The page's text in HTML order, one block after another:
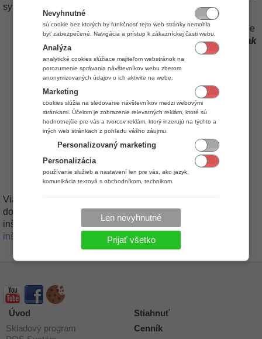
systému:
Jazyk pre Non-unicode aplikácie v operačnom systéme
Slovenčina " prípadne "
Slovak
(Slovakia)
viac o možnosti zmeny nastavenia sa dočítate v
tomto návode:http://windows.microsoft.com/en-
us/windows/change-system-
locale#1TC=windows-7
Skupina "Users" musí byť založená v operačnom
systéme a do danej skupiny musí byť zaradený daný
užívateľ
viac o vytvorení skupiny užívateľov sa dočítate v
tomto návode:
http://windows.microsoft.com/en-
us/windows/user-groups#1TC=windows-7
Viac informácii o inštalácii aplikácie iKelp Predajca sa
dočítate v návode: Inštalácia aplikácie, v prípade sieťovej
inštalácie aplikácie pokračujte týmto návodom:
inštalácia aplikácie iKelp Predajca
Úvod
Skladový program
Stiahnuť
Cenník
Nevyhnutné
sú cookie bez ktorých by funkčnosť tejto web stránky nemohla
byť zabezpečené. Navigácia a prístup k zákazníckej časti webu.
Analýza
analytické cookies slúžiace majiteľom webstránok na
porozumenie správania návštevníkov webu zberom
anonymizovaných údajov o ich aktivite na webe.
Marketing
cookies slúžia na sledovanie návštevníkov medzi webovými
stránkami. Účelom je zobrazenie relevatných reklám, ktoré sú
hodnotnejšie pre vás a tvorcov reklám, ktorý inzerujú na týchto a
iných web stránkach z pohľadu vášho záujmu.
Personalizovaný marketing
Personalizácia
používanie služieb a nastavení len pre vás, ako jazyk,
komunikácia textová s obchodníkom, technikom.
Len nevyhnutné
Prijať všetko